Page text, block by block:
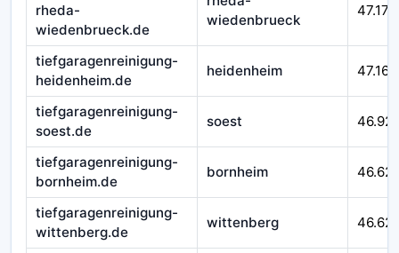
rheda-
wiedenbrueck.de
wiedenbrueck
47.177
tiefgaragenreinigung-
heidenheim.de
heidenheim 47.164
tiefgaragenreinigung-
soest.de
soest
tiefgaragenreinigung-
bornheim.de
bornheim
tiefgaragenreinigung-
wittenberg.de
wittenberg 46.621